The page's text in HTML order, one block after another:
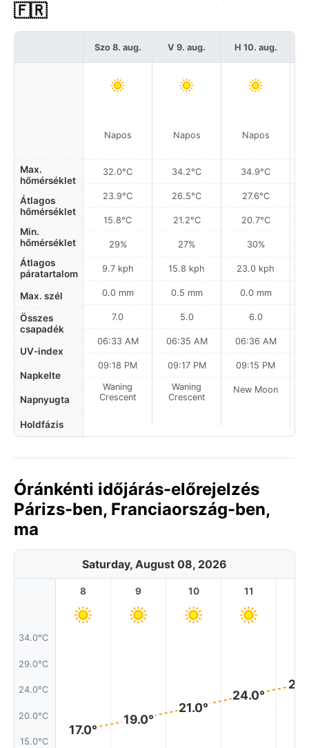
🇫🇷
Max.
hőmérséklet
Átlagos
hőmérséklet
Min.
hőmérséklet
Átlagos
páratartalom
Max. szél
Összes
csapadék
UV-index
Napkelte
Napnyugta
Holdfázis
Szo 8. aug.
Napos
32.0°C
23.9°C
15.8°C
29%
9.7 kph
0.0 mm
7.0
06:33 AM
09:18 PM
Waning
Crescent
V 9. aug.
Napos
34.2°C
26.5°C
21.2°C
27%
15.8 kph
0.5 mm
5.0
06:35 AM
09:17 PM
Waning
Crescent
H 10. aug.
Napos
34.9°C
27.6°C
20.7°C
30%
23.0 kph
0.0 mm
6.0
06:36 AM
09:15 PM
New Moon
Óránkénti időjárás-előrejelzés
Párizs-ben, Franciaország-ben,
ma
Saturday, August 08, 2026
34.0°C
29.0°C
24.0°C
20.0°C
15.0°C
8
17.0°
9
19.0°
10
21.0°
11
24.0°